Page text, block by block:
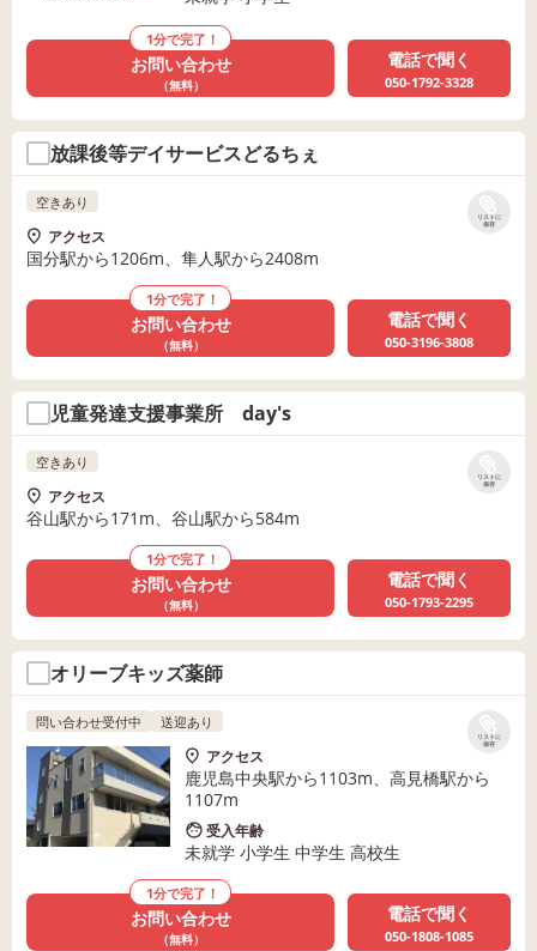
1分で完了！
お問い合わせ
（無料）
電話で聞く
050-1792-3328
放課後等デイサービスどるちぇ
リストに
保存
空きあり
アクセス
国分駅から1206m、隼人駅から2408m
1分で完了！
お問い合わせ
（無料）
電話で聞く
050-3196-3808
児童発達支援事業所 day's
リストに
保存
空きあり
アクセス
谷山駅から171m、谷山駅から584m
1分で完了！
お問い合わせ
（無料）
電話で聞く
050-1793-2295
オリーブキッズ薬師
リストに
保存
問い合わせ受付中 送迎あり
アクセス
鹿児島中央駅から1103m、高見橋駅から
1107m
受入年齢
未就学 小学生 中学生 高校生
1分で完了！
お問い合わせ
（無料）
電話で聞く
050-1808-1085